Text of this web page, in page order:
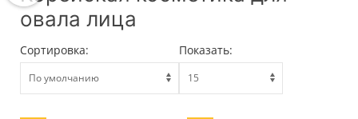
овала лица
Сортировка: Показать: